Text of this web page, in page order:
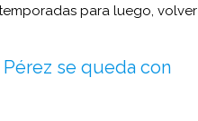
para luego, volver
Pérez se queda con